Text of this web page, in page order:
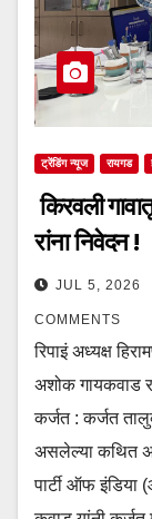
ट्रेंडिंग न्यूज रायगड
किरवली
रांना निवेदन !
JUL 5, 2026
COMMENTS
रिपाइं अध्यक्ष
अशोक गायकवाड
कर्जत : कर्जत
असलेल्या कथित
पार्टी ऑफ इंडिया